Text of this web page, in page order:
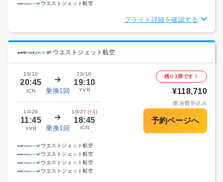
ウエストジェット航空
フライト詳細を確認する
ウエストジェット航空
10/10
20:45
ICN 乗換1回
10/10
19:10
YVR
10/26
11:45
YVR 乗換1回
10/27 (+1)
18:45
ICN
残り3席です！
¥118,710
燃油費等込み
ウエストジェット航空
ウエストジェット航空
ウエストジェット航空
ウエストジェット航空